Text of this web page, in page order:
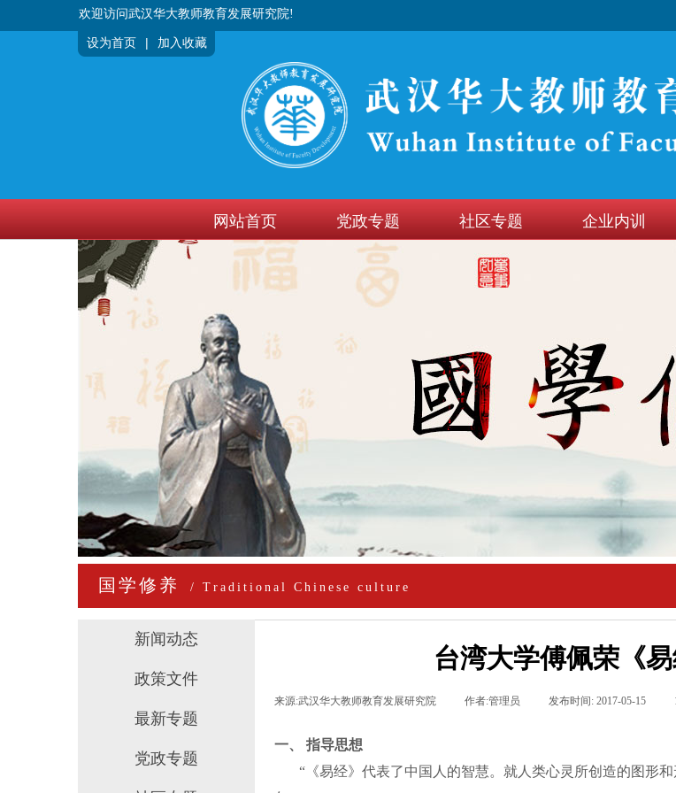
欢迎访问武汉华大教师教育发展研究院!
设为首页 | 加入收藏
网站首页 党政专题 社区专题 企业内训
国学修养 / Traditional Chinese culture
新闻动态
政策文件
最新专题
党政专题
台湾大学傅佩荣《
来源:武汉华大教师教育发展研究院 作者:管理员 发布时间: 2017-05-15
一、 指导思想
“《易经》代表了中国人的智慧。就人类心灵所创造的图形